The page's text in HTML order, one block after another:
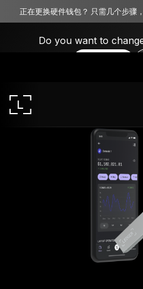
正在更换硬件钱包？ 只需几个步骤
Do you want to
Ledger Stax
全方位卓越品质
Ledger Flex